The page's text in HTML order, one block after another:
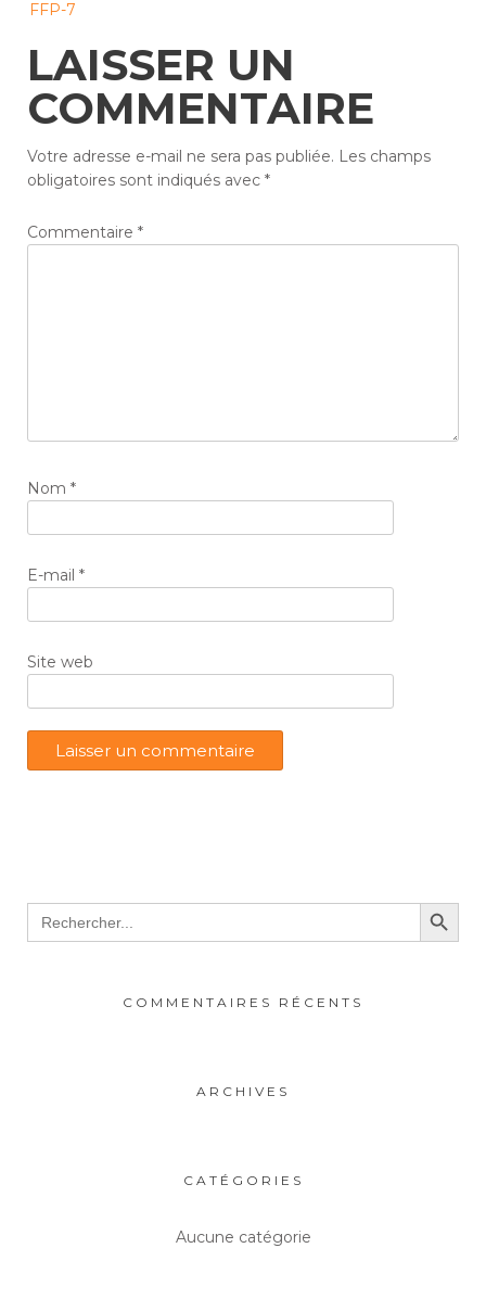
navigation
FFP-7
LAISSER UN
COMMENTAIRE
Votre adresse e-mail ne sera pas publiée. Les champs
obligatoires sont indiqués avec *
Commentaire *
Nom *
E-mail *
Site web
Search
for:
Search Button
COMMENTAIRES RÉCENTS
ARCHIVES
CATÉGORIES
Aucune catégorie